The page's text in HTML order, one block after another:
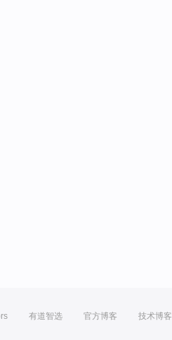
有道智选 官方博客 技术博客